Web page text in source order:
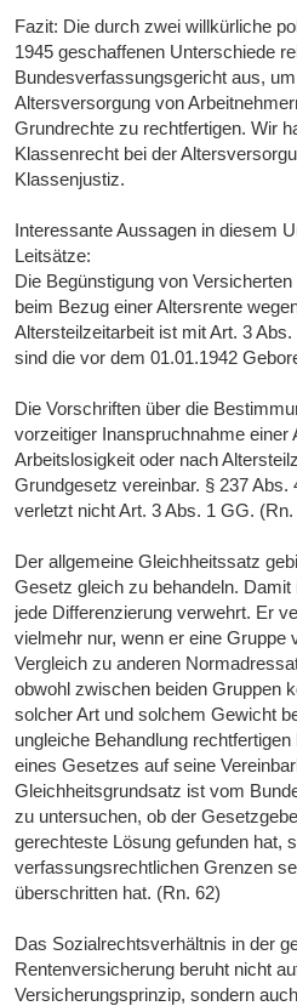
Fazit: Die durch zwei willkürliche
1945 geschaffenen Unterschiede
Bundesverfassungsgericht aus,
Altersversorgung von
Grundrechte zu rechtfertigen. Wir
Klassenrecht bei der
Klassenjustiz.
Interessante Aussagen in diesem
Leitsätze:
Die Begünstigung von
beim Bezug einer Altersrente
Altersteilzeitarbeit ist mit Art. 3
sind die vor dem 01.01.1942
Die Vorschriften über die
vorzeitiger Inanspruchnahme einer
Arbeitslosigkeit oder nach
Grundgesetz vereinbar. § 237 Abs.
verletzt nicht Art. 3 Abs. 1 GG. (Rn.
Der allgemeine Gleichheitssatz
Gesetz gleich zu behandeln.
jede Differenzierung verwehrt. Er
vielmehr nur, wenn er eine Gruppe
Vergleich zu anderen
obwohl zwischen beiden Gruppen
solcher Art und solchem Gewicht
ungleiche Behandlung
eines Gesetzes auf seine
Gleichheitsgrundsatz ist vom
zu untersuchen, ob der
gerechteste Lösung gefunden hat,
verfassungsrechtlichen Grenzen
überschritten hat. (Rn. 62)
Das Sozialrechtsverhältnis in der
Rentenversicherung beruht nicht
Versicherungsprinzip, sondern